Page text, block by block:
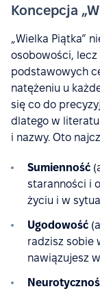
Koncepcja
„Wielka Piątka”
osobowości,
podstawowych
natężeniu u
się co do
dlatego w
i nazwy. Oto
Sumienność
staranności i
życiu i w
Ugodowość
radzisz sobie
nawiązujesz